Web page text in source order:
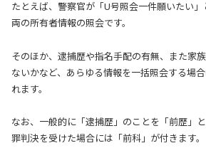
たとえば、警察官が「U号照会一件願いたい
両の所有者情報の照会です。
そのほか、逮捕歴や指名手配の有無、また家
ないかなど、あらゆる情報を一括照会する場
れます。
なお、一般的に「逮捕歴」のことを「前歴」
罪判決を受けた場合には「前科」が付きます。